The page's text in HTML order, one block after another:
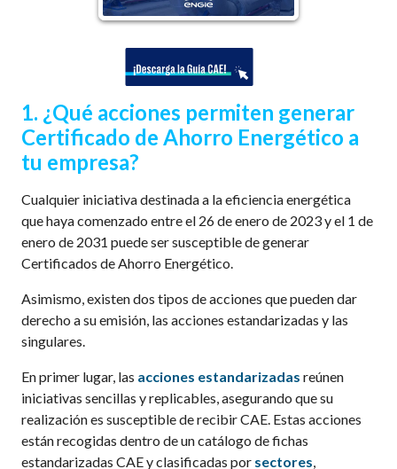
1. ¿Qué acciones permiten generar
Certificado de Ahorro Energético a
tu empresa?
Cualquier iniciativa destinada a la eficiencia energética
que haya comenzado entre el 26 de enero de 2023 y el 1 de
enero de 2031 puede ser susceptible de generar
Certificados de Ahorro Energético.
Asimismo, existen dos tipos de acciones que pueden dar
derecho a su emisión, las acciones estandarizadas y las
singulares.
En primer lugar, las acciones estandarizadas reúnen
iniciativas sencillas y replicables asegurando que su
realización es susceptible de recibir CAE. Estas acciones
están recogidas dentro de un catálogo de fichas
estandarizadas CAE y clasificadas por sectores